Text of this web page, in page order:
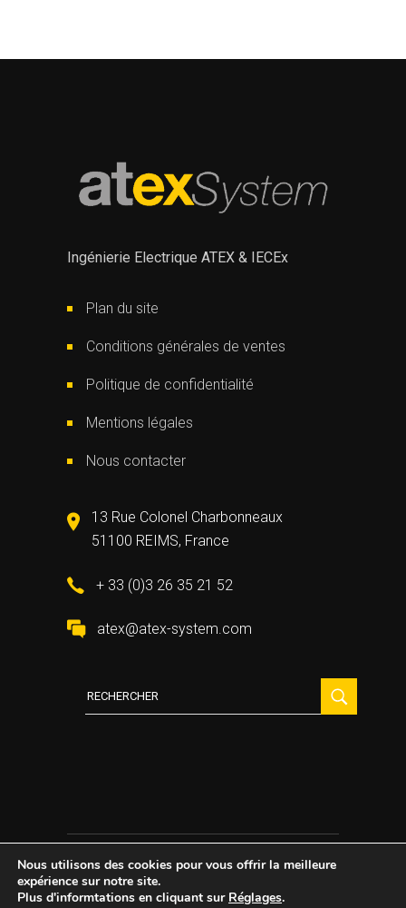
Ingénierie Electrique ATEX & IECEx
Plan du site
Conditions générales de ventes
Politique de confidentialité
Mentions légales
Nous contacter
13 Rue Colonel Charbonneaux
51100 REIMS, France
+ 33 (0)3 26 35 21 52
atex@atex-system.com
2021 All Rights Reserved ©Atex System
Nous utilisons des cookies pour vous offrir la meilleure
expérience sur notre site.
Plus d'informtations en cliquant sur Réglages.